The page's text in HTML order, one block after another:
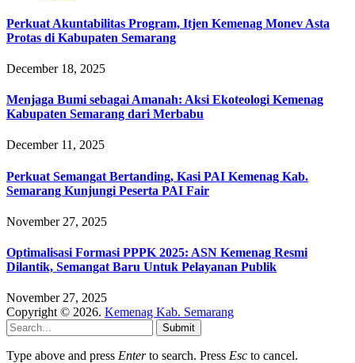
Perkuat Akuntabilitas Program, Itjen Kemenag Monev Asta
Protas di Kabupaten Semarang
December 18, 2025
Menjaga Bumi sebagai Amanah: Aksi Ekoteologi Kemenag
Kabupaten Semarang dari Merbabu
December 11, 2025
Perkuat Semangat Bertanding, Kasi PAI Kemenag Kab.
Semarang Kunjungi Peserta PAI Fair
November 27, 2025
Optimalisasi Formasi PPPK 2025: ASN Kemenag Resmi
Dilantik, Semangat Baru Untuk Pelayanan Publik
November 27, 2025
Copyright © 2026. Kemenag Kab. Semarang
Submit
Type above and press Enterto search. Press Esc to cancel.